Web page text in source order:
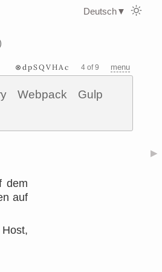
⊗dpSQVHAc 4 of 9 menu
Webpack
Gulp
▶
dem
auf
Deutsch▼